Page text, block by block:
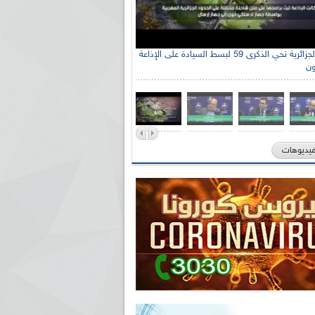
الإذاعة الجزائرية تحي الذكرى 59 لبسط السيادة على الإذاعة